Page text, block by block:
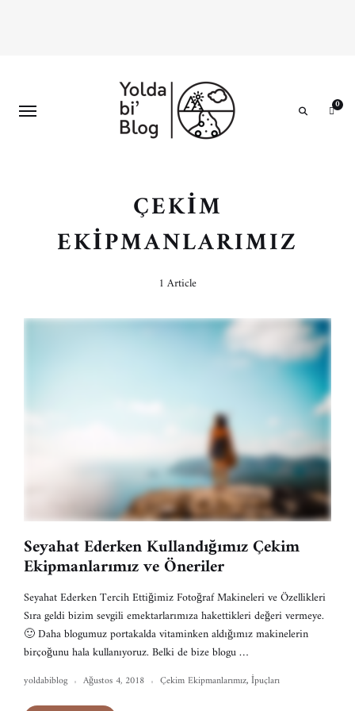
0
ÇEKIM
EKIPMANLARIMIZ
1 Article
Seyahat Ederken Kullandığımız Çekim
Ekipmanlarımız ve Öneriler
Seyahat Ederken Tercih Ettiğimiz Fotoğraf Makineleri ve Özellikleri
Sıra geldi bizim sevgili emektarlarımıza hakettikleri değeri vermeye.
🙂 Daha blogumuz portakalda vitaminken aldığımız makinelerin
birçoğunu hala kullanıyoruz. Belki de bize blogu …
yoldabiblog Ağustos 4, 2018 Çekim Ekipmanlarımız,İpuçları